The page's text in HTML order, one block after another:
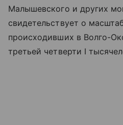
Малышевского и других
свидетельствует о
происходивших в Волго-
третьей четверти I